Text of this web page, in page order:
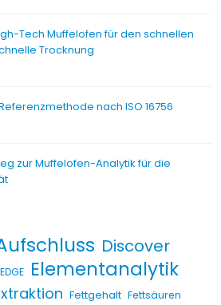
Tech Muffelofen für den schnellen
Trocknung
nach ISO 16756
zur Muffelofen-Analytik für die
Discover
EDGE Elementanalytik
Fettgehalt Fettsäuren